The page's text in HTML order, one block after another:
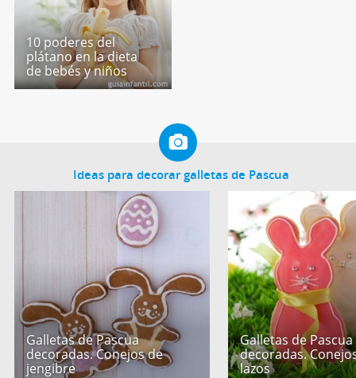
10 poderes del
plátano en la dieta
de bebés y niños
Ideas para decorar galletas de Pascua
Galletas de Pascua
decoradas. Conejos de
jengibre
Galletas de Pascua
decoradas.
lazos